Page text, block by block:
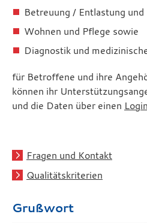
Betreuung / Entlastung
Wohnen und Pflege sowie
Diagnostik und
für Betroffene und ihre
können ihr
und die Daten über einen Login
Fragen und Kontakt
Qualitätskriterien
Grußwort